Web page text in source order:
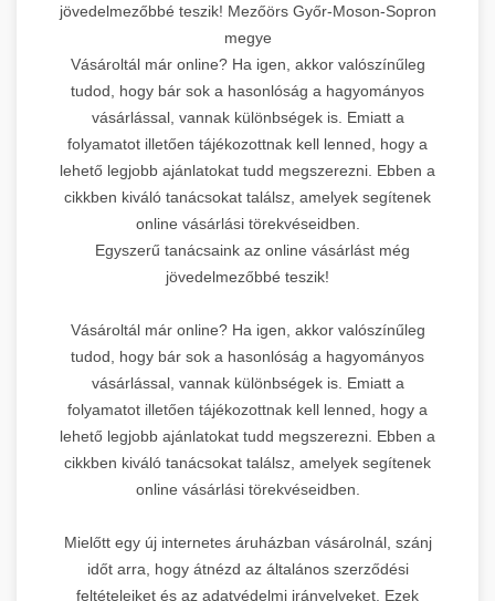
jövedelmezőbbé teszik! Mezőörs Győr-Moson-Sopron
megye
Vásároltál már online? Ha igen, akkor valószínűleg
tudod, hogy bár sok a hasonlóság a hagyományos
vásárlással, vannak különbségek is. Emiatt a
folyamatot illetően tájékozottnak kell lenned, hogy a
lehető legjobb ajánlatokat tudd megszerezni. Ebben a
cikkben kiváló tanácsokat találsz, amelyek segítenek
online vásárlási törekvéseidben.
Egyszerű tanácsaink az online vásárlást még
jövedelmezőbbé teszik!
Vásároltál már online? Ha igen, akkor valószínűleg
tudod, hogy bár sok a hasonlóság a hagyományos
vásárlással, vannak különbségek is. Emiatt a
folyamatot illetően tájékozottnak kell lenned, hogy a
lehető legjobb ajánlatokat tudd megszerezni. Ebben a
cikkben kiváló tanácsokat találsz, amelyek segítenek
online vásárlási törekvéseidben.
Mielőtt egy új internetes áruházban vásárolnál, szánj
időt arra, hogy átnézd az általános szerződési
feltételeiket és az adatvédelmi irányelveket. Ezek